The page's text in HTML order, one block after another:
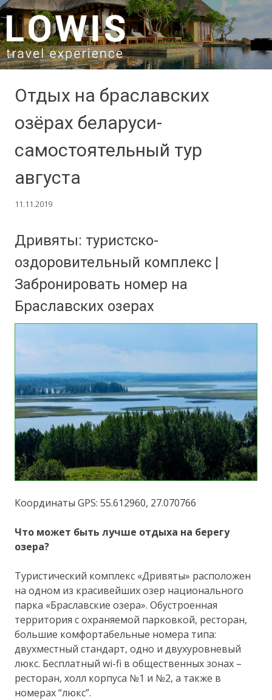
SKIP TO CONTENT
Отдых на браславских
озёрах беларуси-
самостоятельный тур
августа
11.11.2019
Дривяты: туристско-
оздоровительный комплекс |
Забронировать номер на
Браславских озерах
Координаты GPS: 55.612960, 27.070766
Что может быть лучше отдыха на берегу
озера?
Туристический комплекс «Дривяты» расположен
на одном из красивейших озер национального
парка «Браславские озера». Обустроенная
территория с охраняемой парковкой, ресторан,
большие комфортабельные номера типа:
двухместный стандарт, одно и двухуровневый
люкс. Бесплатный wi-fi в общественных зонах –
ресторан, холл корпуса №1 и №2, а также в
номерах “люкс”.